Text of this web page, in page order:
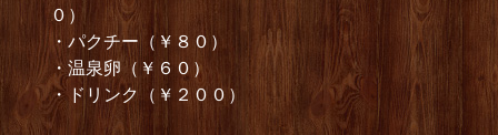
０）
・パクチー（￥８０）
・温泉卵（￥６０）
・ドリンク（￥２００）